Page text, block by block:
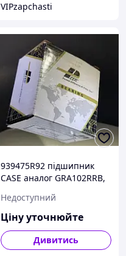
VIPzapchasti
939475R92 підшипник
CASE аналог GRA102RRB,
Недоступний
Ціну уточнюйте
Дивитись